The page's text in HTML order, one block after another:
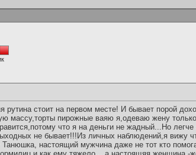
рутина стоит на первом месте! И бывает порой
массу,торты пирожные ваяю я,одеваю жену
что я на деньги не жадный...Но
не бывает!!!Из личных наблюдений,я вижу
настоящий мужчина даже не тот кто